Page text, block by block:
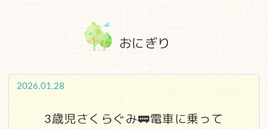
おにぎり
2026.01.28
3歳児さくらぐみ🚃電車に乗って